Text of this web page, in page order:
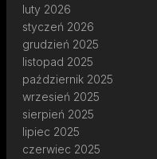
luty 2026
styczeń 2026
grudzień 2025
listopad 2025
październik 2025
wrzesień 2025
sierpień 2025
lipiec 2025
czerwiec 2025